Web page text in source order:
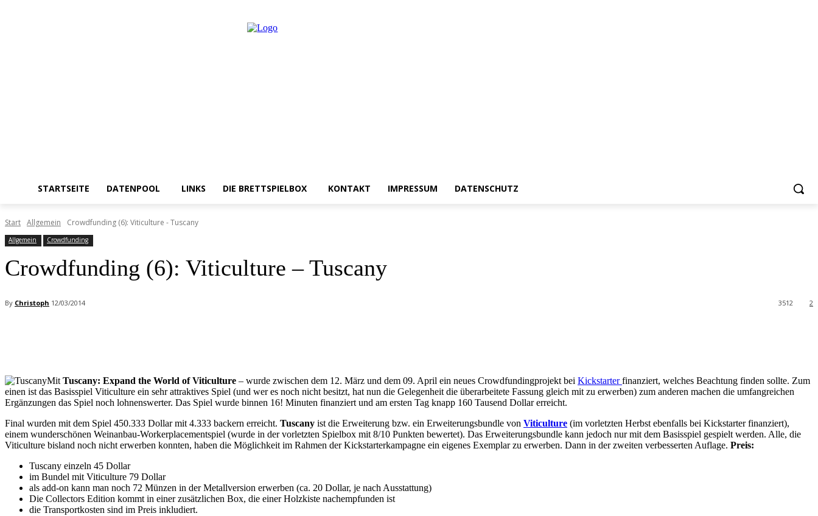
STARTSEITE DATENPOOL LINKS DIE BRETTSPIELBOX KONTAKT IMPRESSUM DATENSCHUTZ
Start Allgemein Crowdfunding (6): Viticulture - Tuscany
Allgemein Crowdfunding
Crowdfunding (6): Viticulture – Tuscany
By Christoph 12/03/2014 2
3512
Mit Tuscany: Expand the World of Viticulture – wurde zwischen dem 12. März und dem 09. April ein neues Crowdfundingprojekt bei Kickstarterfinanziert, welches Beachtung finden sollte. Zum
einen ist das Basisspiel Viticulture ein sehr attraktives Spiel (und wer es noch nicht besitzt, hat nun die Gelegenheit die überarbeitete Fassung gleich mit zu erwerben) zum anderen machen die umfangreichen
Ergänzungen das Spiel noch lohnenswerter. Das Spiel wurde binnen 16! Minuten finanziert und am ersten Tag knapp 160 Tausend Dollar erreicht.
Final wurden mit dem Spiel 450.333 Dollar mit 4.333 backern erreicht. Tuscany ist die Erweiterung bzw. ein Erweiterungsbundle von Viticulture (im vorletzten Herbst ebenfalls bei Kickstarter finanziert),
einem wunderschönen Weinanbau-Workerplacementspiel (wurde in der vorletzten Spielbox mit 8/10 Punkten bewertet). Das Erweiterungsbundle kann jedoch nur mit dem Basisspiel gespielt werden. Alle, die
Viticulture bisland noch nicht erwerben konnten, haben die Möglichkeit im Rahmen der Kickstarterkampagne ein eigenes Exemplar zu erwerben. Dann in der zweiten verbesserten Auflage. Preis:
Tuscany einzeln 45 Dollar
im Bundel mit Viticulture 79 Dollar
als add-on kann man noch 72 Münzen in der Metallversion erwerben (ca. 20 Dollar, je nach Ausstattung)
Die Collectors Edition kommt in einer zusätzlichen Box, die einer Holzkiste nachempfunden ist
die Transportkosten sind im Preis inkludiert.